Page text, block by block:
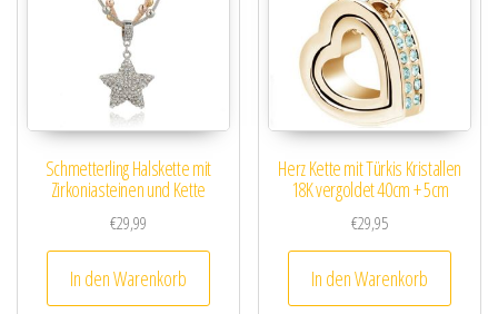
Schmetterling Halskette mit
Zirkoniasteinen und Kette
€29,99
In den Warenkorb
Herz Kette mit Türkis Kristallen
18K vergoldet 40cm + 5cm
€29,95
In den Warenkorb